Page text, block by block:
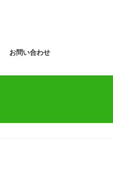
お問い合わせ